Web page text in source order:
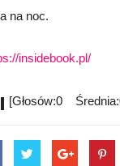
na noc.
insidebook.pl/
[Głosów:0